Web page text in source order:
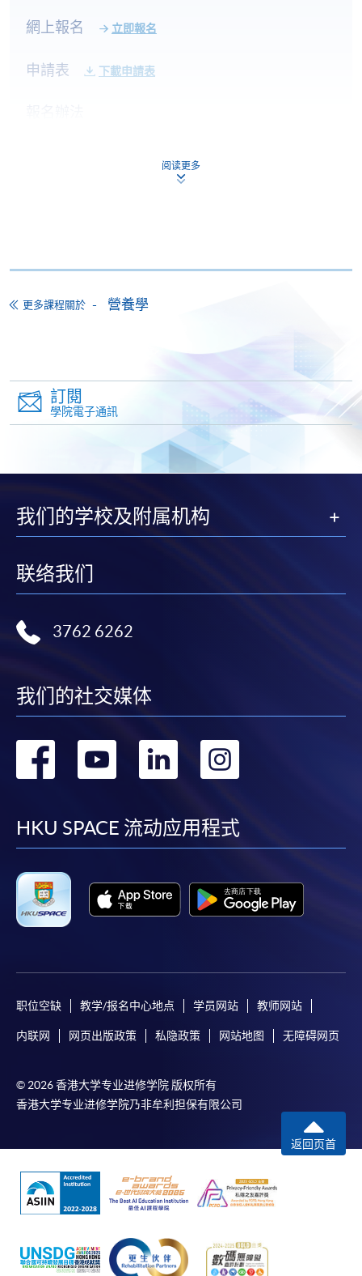
網上報名 立即報名
申請表 下載申請表
香港大學專業進修學院提供24小時網上報名及繳費服
務，申請人可通過網上申請個別學歷頒授課程和報讀
Alipay) 或 「轉數快」(FPS) 繳付學費。
填寫網上報名表格
申請人可按該課程網頁的右上角的
圖示進入網上服務網頁，然
後按照指示填妥網上報名表格。
某些課程須甄選入學，並要求申請人上載課程網頁
中指定所須文件(如學歷證明)。系統只支援doc,
繳交所需費用
申請人可使用以下方式繳交報名費或課程費用:
定繳費靈網上密碼。有關如何申請繳費靈戶口及密
碼，請瀏覽繳費靈網址http://www.ppshk.com 。
*信用咭網上繳費服務
- 申請人可以 VISA 或
Mastercard（包括「香港大學專業進修學院
*香港大學專業進修學院Mastercard卡 持有人如欲享用十個
學中心作付款安排。
如欲了解如何於網上報讀新課程及繳費，請瀏覽網上
報讀同一學歷頒授課程內其他單元
個別課程為須報讀同一學歷頒授課程及其他單元或繳
交下期學費的學員，提供網上服務，如學員就讀的課
程設有此服務，課程負責人會通知學員有關程序。
網上支付可通過「繳費靈」(PPS) (不適用於手機)、
VISA 或 Mastercard、「微信支付」(Online WeChat
繳付學費。
阅读更多
更多課程關於 營養學
訂閱
學院電子通訊
我们的学校及附属机构
联络我们
3762 6262
我们的社交媒体
转
facebook
转
youtube
转
linkedin
HKU SPACE 流动应用程式
职位空缺 教学/报名中心地点 学员网站 教师网站
内联网 网页出版政策 私隐政策 网站地图 无障碍网页
© 2026 香港大学专业进修学院 版权所有
香港大学专业进修学院乃非牟利担保有限公司
返回页首